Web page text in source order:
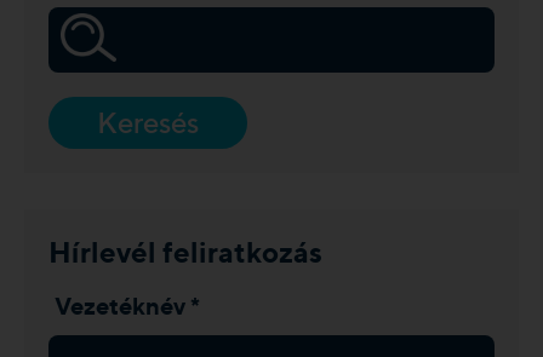
Keresés
Hírlevél feliratkozás
Vezetéknév *